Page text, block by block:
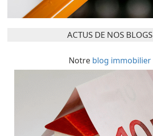
ACTUS DE NOS BLOGS
Notre blog immobilier